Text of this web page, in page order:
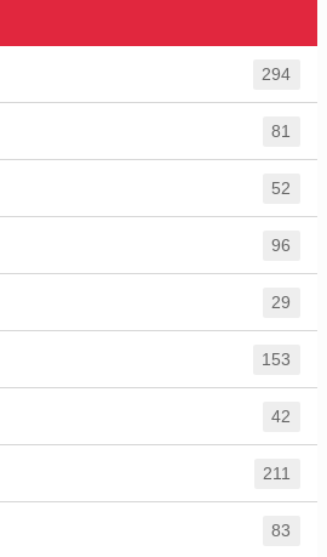
294
81
52
96
29
153
42
211
83